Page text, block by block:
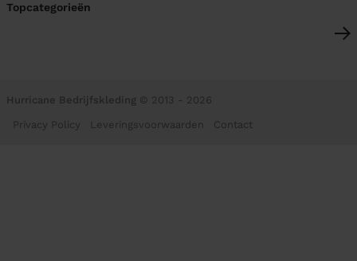
Topcategorieën
Hurricane Bedrijfskleding © 2013 - 2026
Privacy Policy Leveringsvoorwaarden Contact